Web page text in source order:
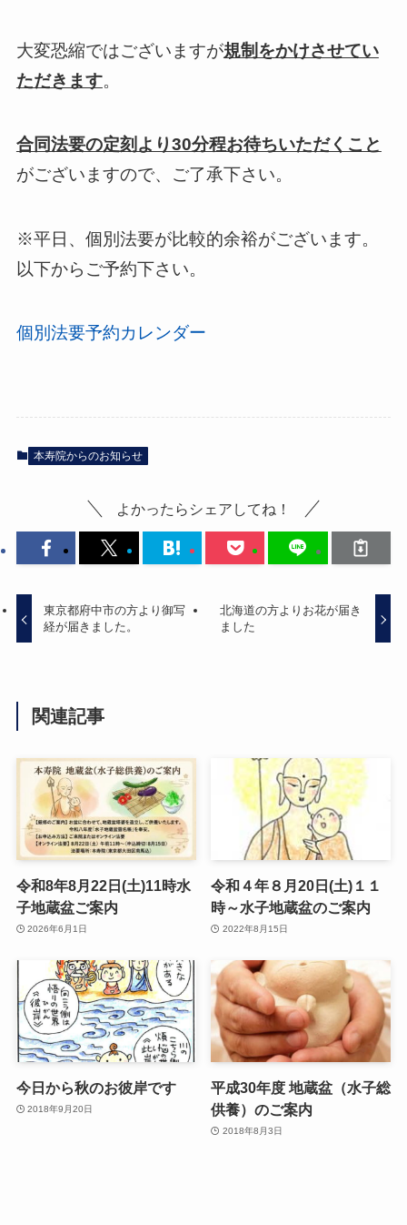
大変恐縮ではございますが規制をかけさせてい
ただきます。
合同法要の定刻より30分程お待ちいただくこと
がございますので、ご了承下さい。
※平日、個別法要が比較的余裕がございます。
以下からご予約下さい。
個別法要予約カレンダー
本寿院からのお知らせ
よかったらシェアしてね！
東京都府中市の方より御写
経が届きました。
北海道の方よりお花が届き
ました
関連記事
令和8年8月22日(土)11時水
子地蔵盆ご案内
2026年6月1日
令和４年８月20日(土)１１
時～水子地蔵盆のご案内
2022年8月15日
今日から秋のお彼岸です
2018年9月20日
平成30年度 地蔵盆（水子総
供養）のご案内
2018年8月3日